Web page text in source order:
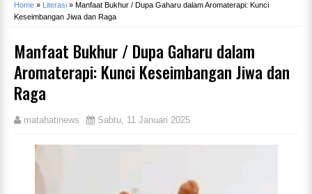
Home » Literasi » Manfaat Bukhur / Dupa Gaharu dalam Aromaterapi: Kunci
Keseimbangan Jiwa dan Raga
Manfaat Bukhur / Dupa Gaharu dalam
Aromaterapi: Kunci Keseimbangan Jiwa dan
Raga
matahatinews Sabtu, 11 Januari 2025